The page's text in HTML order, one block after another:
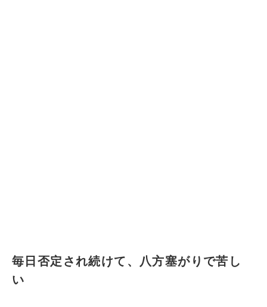
毎日否定され続けて、八方塞がりで苦し
い